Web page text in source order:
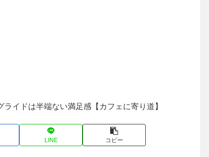
イドは半端ない満足感【カフェに寄り道】
LINE コピー